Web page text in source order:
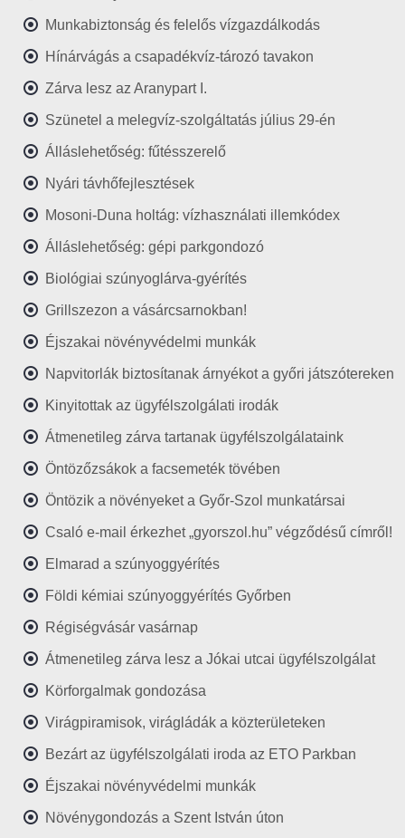
Munkabiztonság és felelős vízgazdálkodás
Hínárvágás a csapadékvíz-tározó tavakon
Zárva lesz az Aranypart I.
Szünetel a melegvíz-szolgáltatás július 29-én
Álláslehetőség: fűtésszerelő
Nyári távhőfejlesztések
Mosoni-Duna holtág: vízhasználati illemkódex
Álláslehetőség: gépi parkgondozó
Biológiai szúnyoglárva-gyérítés
Grillszezon a vásárcsarnokban!
Éjszakai növényvédelmi munkák
Napvitorlák biztosítanak árnyékot a győri játszótereken
Kinyitottak az ügyfélszolgálati irodák
Átmenetileg zárva tartanak ügyfélszolgálataink
Öntözőzsákok a facsemeték tövében
Öntözik a növényeket a Győr-Szol munkatársai
Csaló e-mail érkezhet „gyorszol.hu” végződésű címről!
Elmarad a szúnyoggyérítés
Földi kémiai szúnyoggyérítés Győrben
Régiségvásár vasárnap
Átmenetileg zárva lesz a Jókai utcai ügyfélszolgálat
Körforgalmak gondozása
Virágpiramisok, virágládák a közterületeken
Bezárt az ügyfélszolgálati iroda az ETO Parkban
Éjszakai növényvédelmi munkák
Növénygondozás a Szent István úton